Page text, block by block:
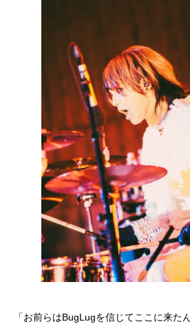
「お前らはBugLugを信じてここに来た